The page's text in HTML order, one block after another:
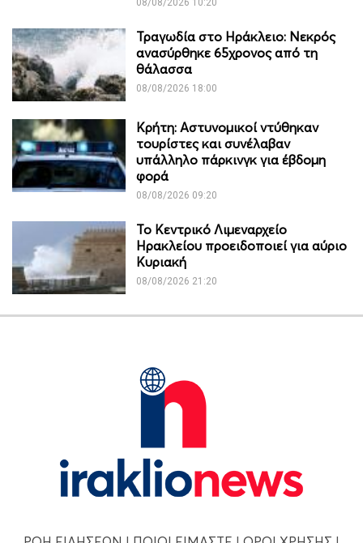
08/08/2026 10:20
Τραγωδία στο Ηράκλειο: Νεκρός
ανασύρθηκε 65χρονος από τη
θάλασσα
08/08/2026 18:00
Κρήτη: Αστυνομικοί ντύθηκαν
τουρίστες και συνέλαβαν
υπάλληλο πάρκινγκ για έβδομη
φορά
08/08/2026 09:20
Το Κεντρικό Λιμεναρχείο
Ηρακλείου προειδοποιεί για αύριο
Κυριακή
08/08/2026 21:20